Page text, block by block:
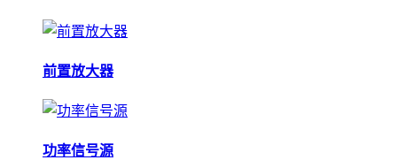
前置放大器
功率信号源